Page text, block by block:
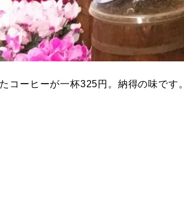
コーヒーが一杯325円。納得の味です。